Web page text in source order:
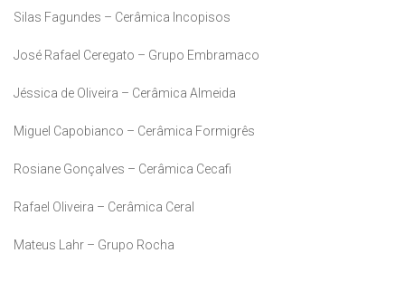
Silas Fagundes – Cerâmica Incopisos
José Rafael Ceregato – Grupo Embramaco
Jéssica de Oliveira – Cerâmica Almeida
Miguel Capobianco – Cerâmica Formigrês
Rosiane Gonçalves – Cerâmica Cecafi
Rafael Oliveira – Cerâmica Ceral
Mateus Lahr – Grupo Rocha